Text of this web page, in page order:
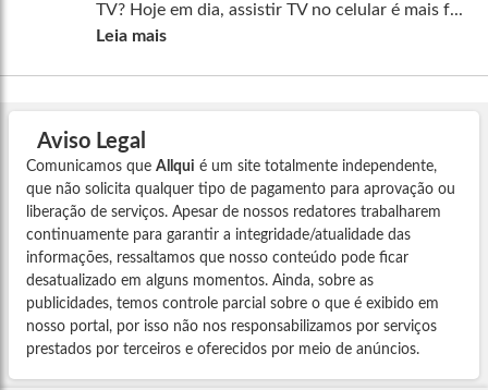
TV? Hoje em dia, assistir TV no celular é mais f...
Leia mais
Aviso Legal
Comunicamos que Allqui é um site totalmente independente,
que não solicita qualquer tipo de pagamento para aprovação ou
liberação de serviços. Apesar de nossos redatores trabalharem
continuamente para garantir a integridade/atualidade das
informações, ressaltamos que nosso conteúdo pode ficar
desatualizado em alguns momentos. Ainda, sobre as
publicidades, temos controle parcial sobre o que é exibido em
nosso portal, por isso não nos responsabilizamos por serviços
prestados por terceiros e oferecidos por meio de anúncios.